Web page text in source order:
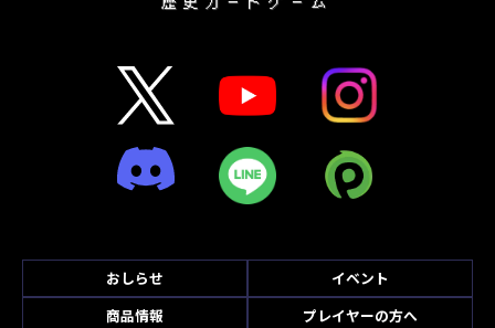
おしらせ
イベント
商品情報
プレイヤーの方へ